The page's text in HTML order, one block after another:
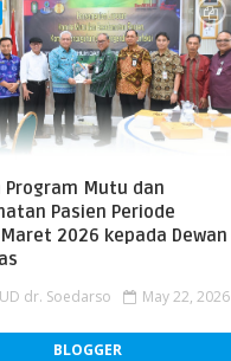
Program Mutu dan
Pasien Periode
2026 kepada Dewan
dr. Soedarso May 22, 2026
BLOGGER